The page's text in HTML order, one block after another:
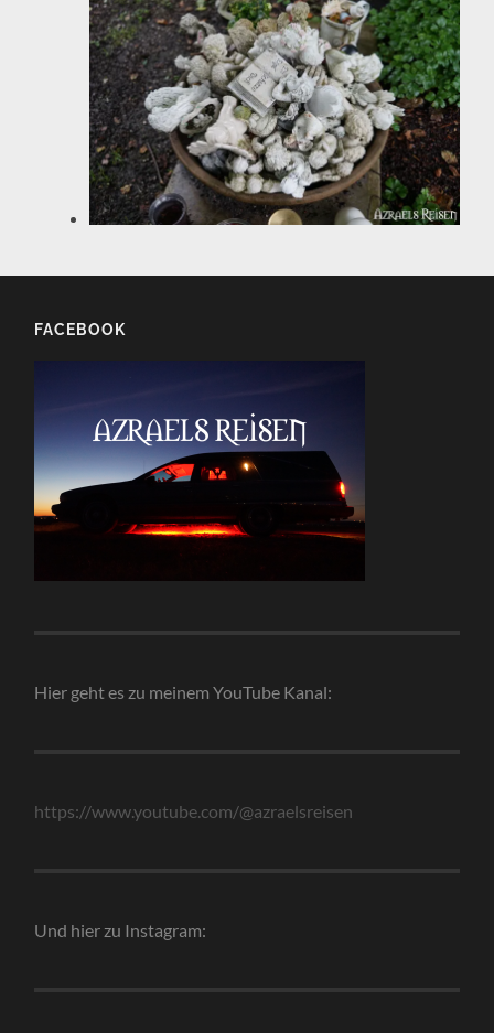
FACEBOOK
Hier geht es zu meinem YouTube Kanal:
https://www.youtube.com/@azraelsreisen
Und hier zu Instagram: